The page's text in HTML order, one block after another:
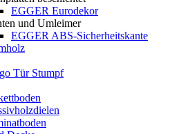
EGGER Eurodekor
und Umleimer
EGGER ABS-Sicherheitskante
Tür Stumpf